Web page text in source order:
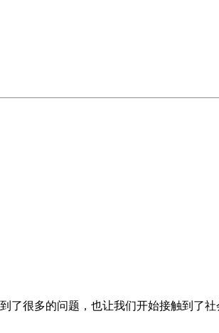
了很多的问题，也让我们开始接触到了